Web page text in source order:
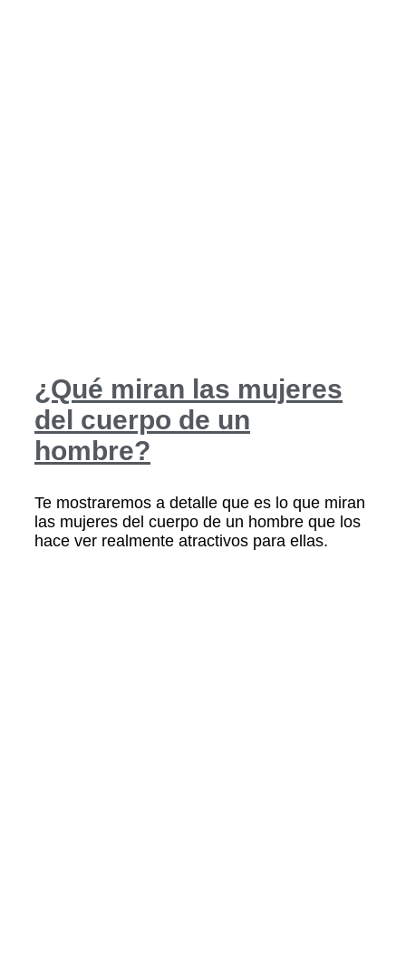
¿Qué miran las mujeres
del cuerpo de un
hombre?
Te mostraremos a detalle que es lo que miran
las mujeres del cuerpo de un hombre que los
hace ver realmente atractivos para ellas.